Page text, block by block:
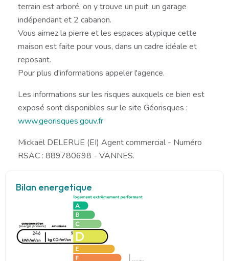
terrain est arboré, on y trouve un puit, un garage
indépendant et 2 cabanon.
Vous aimez la pierre et les espaces atypique cette
maison est faite pour vous, dans un cadre idéale et
reposant.
Pour plus d'informations appeler l'agence.
Les informations sur les risques auxquels ce bien est
exposé sont disponibles sur le site Géorisques :
www.georisques.gouv.fr
Mickaël DELERUE (EI) Agent commercial - Numéro
RSAC : 889780698 - VANNES.
Bilan energetique
246 9